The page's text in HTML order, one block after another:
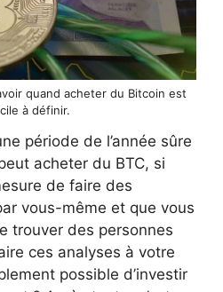
quand acheter du Bitcoin est
à définir.
période de l’année sûre
acheter du BTC, si
de faire des
vous-même et que vous
trouver des personnes
ces analyses à votre
possible d’investir